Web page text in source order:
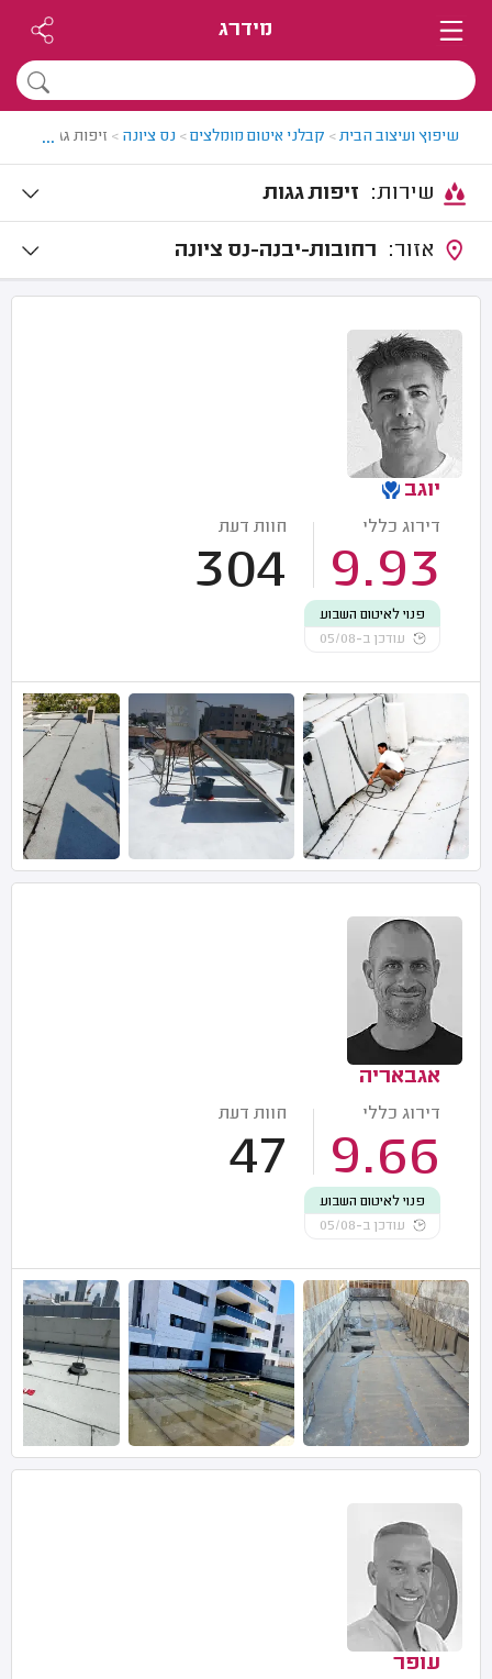
מידרג
שיפוץ ועיצוב הבית> קבלני איטום מומלצים> נס ציונה > זיפות גגות בנס
...
זיפות גגות
רחובות-יבנה-נס ציונה
יוגב
דירוג כללי
9.93
חוות דעת
304
פנוי לאיטום השבוע
עודכן ב-05/08
אגבאריה
דירוג כללי
9.66
חוות דעת
47
פנוי לאיטום השבוע
עודכן ב-05/08
עופר